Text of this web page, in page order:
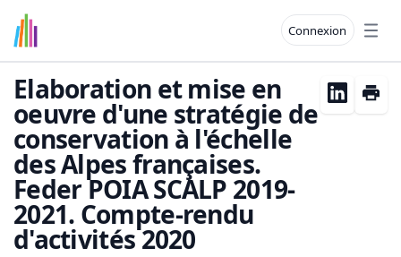
Connexion
Elaboration et mise en
oeuvre d'une stratégie de
conservation à l'échelle
des Alpes françaises.
Feder POIA SCALP 2019-
2021. Compte-rendu
d'activités 2020